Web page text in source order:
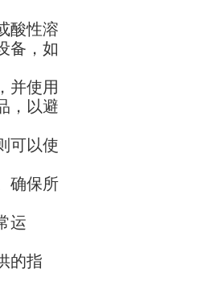
酸性溶
备，如
并使用
，以避
可以使
确保所
运
的指